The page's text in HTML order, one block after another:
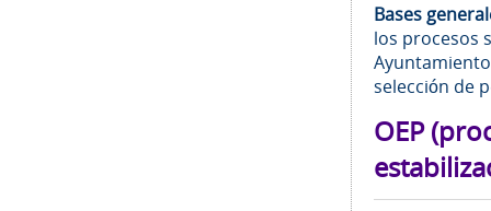
Bases
los procesos
selección de
OEP